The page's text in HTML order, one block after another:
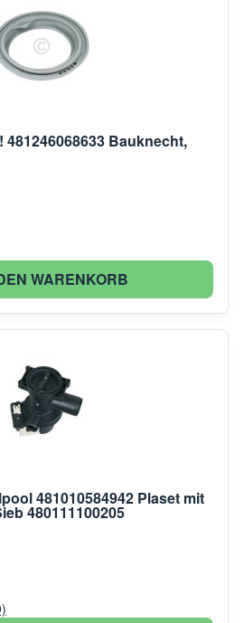
Bauknecht,
WARENKORB
481010584942 Plaset mit
480111100205